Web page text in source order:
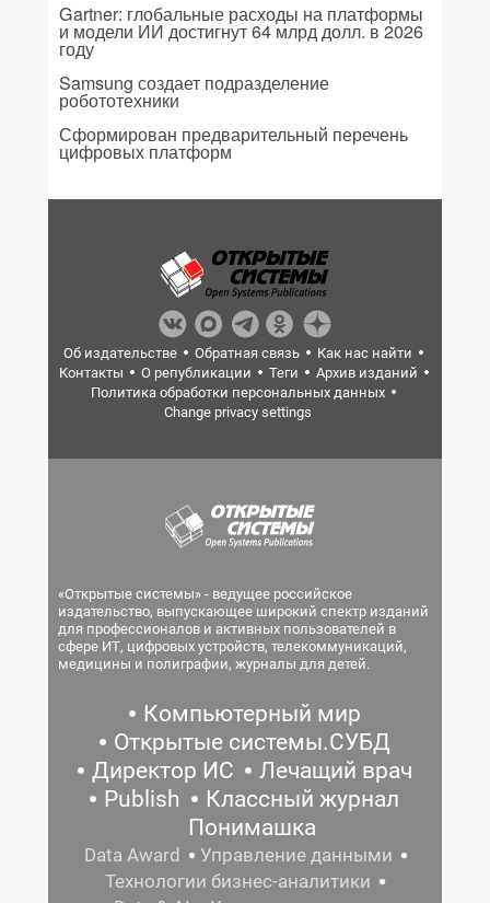
Gartner: глобальные расходы на платформы
и модели ИИ достигнут 64 млрд долл. в 2026
году
Samsung создает подразделение
робототехники
Сформирован предварительный перечень
цифровых платформ
Об издательстве Обратная связь
Как нас найти
Контакты
О републикации Теги
Архив изданий
Политика обработки персональных данных
Change privacy settings
«Открытые системы» - ведущее российское
издательство, выпускающее широкий спектр изданий
для профессионалов и активных пользователей в
сфере ИТ, цифровых устройств, телекоммуникаций,
медицины и полиграфии, журналы для детей.
Компьютерный мир
Открытые системы.СУБД
Директор ИС
Лечащий врач
Publish
Классный журнал
Понимашка
Data Award
Управление данными
Технологии бизнес-аналитики